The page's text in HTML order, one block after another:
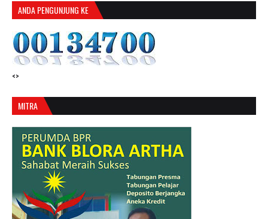
ANDA PENGUNJUNG KE
<>
MITRA